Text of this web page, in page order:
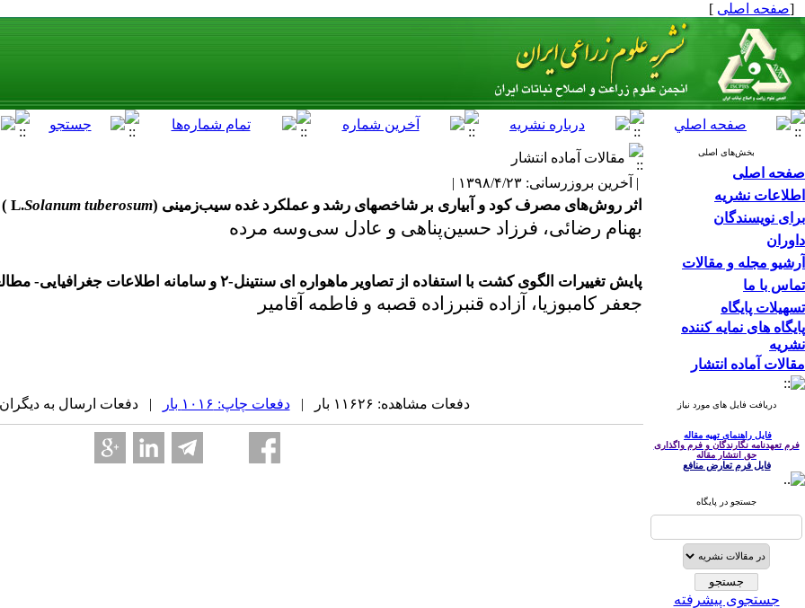
[صفحه اصلی ]
بخش‌های اصلی
صفحه اصلی
اطلاعات نشریه
برای نویسندگان
داوران
آرشیو مجله و مقالات
تماس با ما
تسهیلات پایگاه
پایگاه های نمایه کننده
نشریه
مقالات آماده انتشار
دریافت فایل های مورد نیاز
فایل راهنمای تهیه مقاله
فرم تعهدنامه نگارندگان و فرم واگذاری
حق انتشار مقاله
فایل فرم تعارض منافع
جستجو در پایگاه
جستجوی پیشرفته
مقالات آماده انتشار
| آخرین بروزرسانی: ۱۳۹۸/۴/۲۳ |
اثر روش‌های مصرف کود و آبیاری بر شاخص­های رشد و عملکرد غده سیب‌زمینی (Solanum tuberosum
L.
بهنام رضائی، فرزاد حسین‌پناهی و عادل سی‌وسه مرده
پایش تغییرات الگوی کشت با استفاده از تصاویر ماهواره ای سنتینل-۲ و سامانه اطلاعات جغرافیایی- مطالعه موردی: دشت ورامین
جعفر کامبوزیا، آزاده قنبرزاده قصبه و فاطمه آقامیر
دفعات مشاهده: ۱۱۶۲۶ بار | دفعات چاپ: ۱۰۱۶ بار | دفعات ارسال به دیگران: ۰